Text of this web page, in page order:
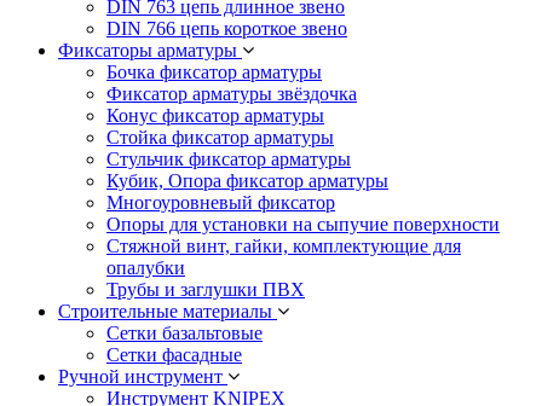
DIN 763 цепь длинное звено
DIN 766 цепь короткое звено
Фиксаторы арматуры
Бочка фиксатор арматуры
Фиксатор арматуры звёздочка
Конус фиксатор арматуры
Стойка фиксатор арматуры
Стульчик фиксатор арматуры
Кубик, Опора фиксатор арматуры
Многоуровневый фиксатор
Опоры для установки на сыпучие поверхности
Стяжной винт, гайки, комплектующие для
опалубки
Трубы и заглушки ПВХ
Строительные материалы
Сетки базальтовые
Сетки фасадные
Ручной инструмент
Инструмент KNIPEX